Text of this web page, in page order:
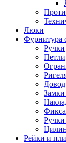
Люки
Фурнитура
Ручки
Петли
Рейки и